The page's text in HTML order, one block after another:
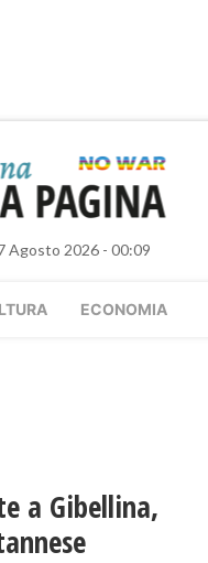
Agosto 2026 - 00:09
ECONOMIA
a Gibellina,